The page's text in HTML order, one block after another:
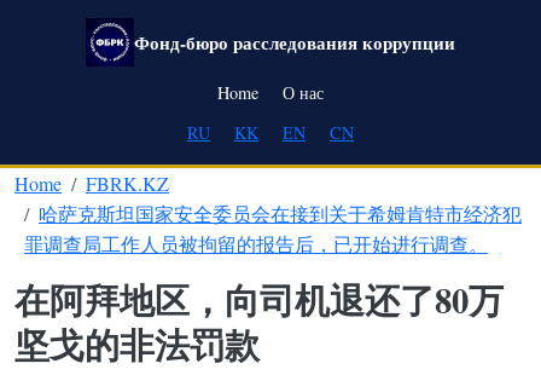
Skip to main content
Фонд-бюро расследования коррупции
Main navigation
Home
О нас
RU
KK EN CN
Home
FBRK.KZ
哈萨克斯坦国家安全委员会在接到关于希姆肯特市经济犯
罪调查局工作人员被拘留的报告后，已开始进行调查。
在阿拜地区，向司机退还了80万
坚戈的非法罚款